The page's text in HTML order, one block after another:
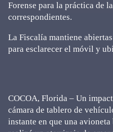
Forense para la práctica de
correspondientes.
La Fiscalía mantiene
para esclarecer el móvil y
COCOA, Florida – Un
cámara de tablero de
instante en que una